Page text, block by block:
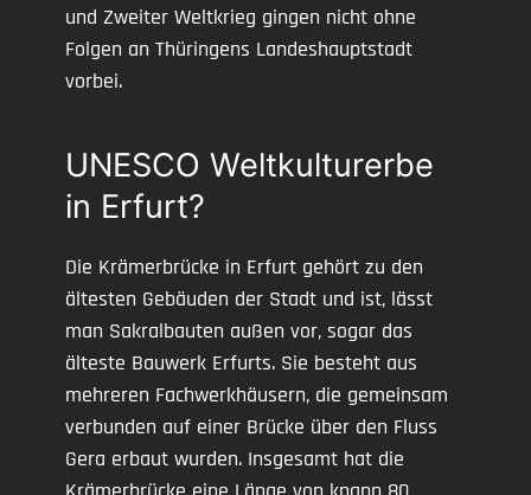
und Zweiter Weltkrieg gingen nicht ohne
Folgen an Thüringens Landeshauptstadt
vorbei.
UNESCO Weltkulturerbe
in Erfurt?
Die Krämerbrücke in Erfurt gehört zu den
ältesten Gebäuden der Stadt und ist, lässt
man Sakralbauten außen vor, sogar das
älteste Bauwerk Erfurts. Sie besteht aus
mehreren Fachwerkhäusern, die gemeinsam
verbunden auf einer Brücke über den Fluss
Gera erbaut wurden. Insgesamt hat die